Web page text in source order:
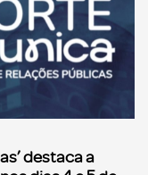
destaca a